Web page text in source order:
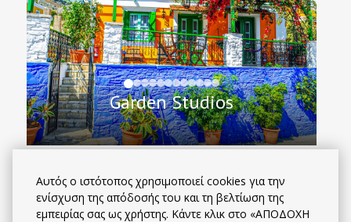
Αυτός ο ιστότοπος χρησιμοποιεί cookies για την
ενίσχυση της απόδοσής του και τη βελτίωση της
εμπειρίας σας ως χρήστης. Κάντε κλικ στο «ΑΠΟΔΟΧΗ
Garden Studios